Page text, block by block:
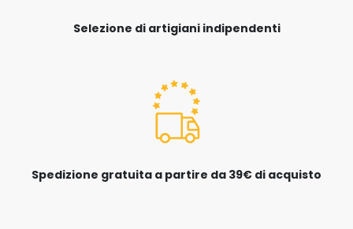
Selezione di artigiani indipendenti
Spedizione gratuita a partire da 39€ di acquisto